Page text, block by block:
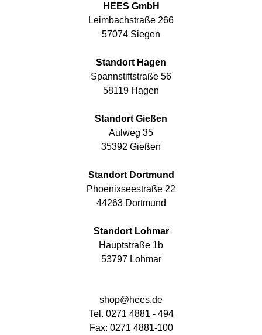
HEES GmbH
Leimbachstraße 266
57074 Siegen
Standort Hagen
Spannstiftstraße 56
58119 Hagen
Standort Gießen
Aulweg 35
35392 Gießen
Standort Dortmund
Phoenixseestraße 22
44263 Dortmund
Standort Lohmar
Hauptstraße 1b
53797 Lohmar
shop@hees.de
Tel. 0271 4881 - 494
Fax: 0271 4881-100